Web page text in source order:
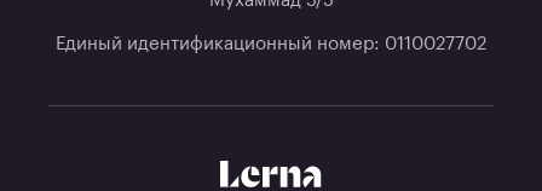
Единый идентификационный номер: 0110027702